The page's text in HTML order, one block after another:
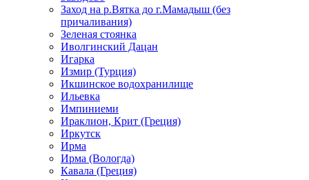
Заход на р.Вятка до г.Мамадыш (без
причаливания)
Зеленая стоянка
Иволгинский Дацан
Игарка
Измир (Турция)
Икшинское водохранилище
Ильевка
Импиниеми
Ираклион, Крит (Греция)
Иркутск
Ирма
Ирма (Вологда)
Кавала (Греция)